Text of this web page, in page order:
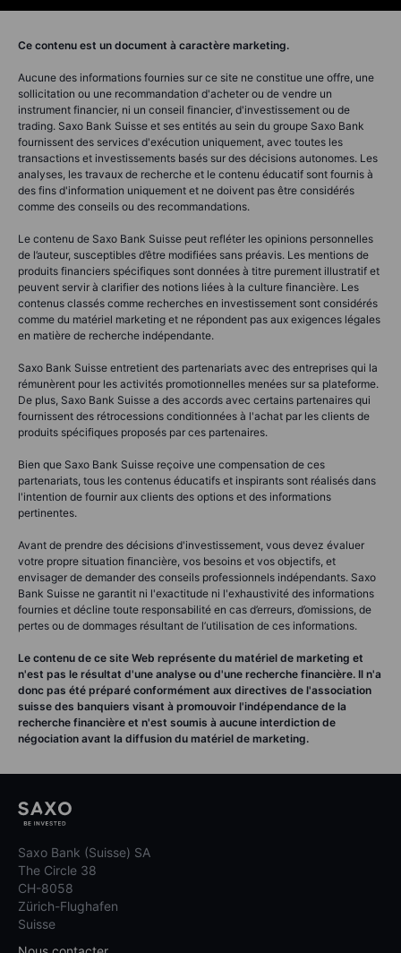
Ce contenu est un document à caractère marketing.
Aucune des informations fournies sur ce site ne constitue une offre, une
sollicitation ou une recommandation d'acheter ou de vendre un
instrument financier, ni un conseil financier, d'investissement ou de
trading. Saxo Bank Suisse et ses entités au sein du groupe Saxo Bank
fournissent des services d'exécution uniquement, avec toutes les
transactions et investissements basés sur des décisions autonomes. Les
analyses, les travaux de recherche et le contenu éducatif sont fournis à
des fins d'information uniquement et ne doivent pas être considérés
comme des conseils ou des recommandations.
Le contenu de Saxo Bank Suisse peut refléter les opinions personnelles
de l’auteur, susceptibles d’être modifiées sans préavis. Les mentions de
produits financiers spécifiques sont données à titre purement illustratif et
peuvent servir à clarifier des notions liées à la culture financière. Les
contenus classés comme recherches en investissement sont considérés
comme du matériel marketing et ne répondent pas aux exigences légales
en matière de recherche indépendante.
Saxo Bank Suisse entretient des partenariats avec des entreprises qui la
rémunèrent pour les activités promotionnelles menées sur sa plateforme.
De plus, Saxo Bank Suisse a des accords avec certains partenaires qui
fournissent des rétrocessions conditionnées à l'achat par les clients de
produits spécifiques proposés par ces partenaires.
Bien que Saxo Bank Suisse reçoive une compensation de ces
partenariats, tous les contenus éducatifs et inspirants sont réalisés dans
l'intention de fournir aux clients des options et des informations
pertinentes.
Avant de prendre des décisions d'investissement, vous devez évaluer
votre propre situation financière, vos besoins et vos objectifs, et
envisager de demander des conseils professionnels indépendants. Saxo
Bank Suisse ne garantit ni l'exactitude ni l'exhaustivité des informations
fournies et décline toute responsabilité en cas d’erreurs, d’omissions, de
pertes ou de dommages résultant de l’utilisation de ces informations.
Le contenu de ce site Web représente du matériel de marketing et
n'est pas le résultat d'une analyse ou d'une recherche financière. Il n'a
donc pas été préparé conformément aux directives de l'association
suisse des banquiers visant à promouvoir l'indépendance de la
recherche financière et n'est soumis à aucune interdiction de
négociation avant la diffusion du matériel de marketing.
Saxo Bank (Suisse) SA
The Circle 38
CH-8058
Zürich-Flughafen
Suisse